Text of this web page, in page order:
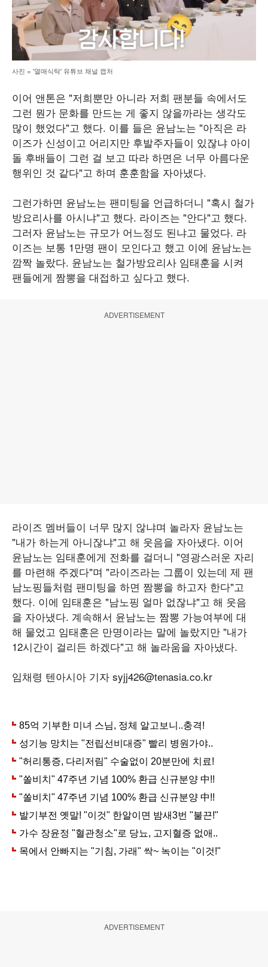
사진 = '열매식탁' 유튜브 채널 캡처
이어 앤톤은 "저희뿐만 아니라 저희 팬분들 속에서도
그런 뭔가 문화를 만드는 게 좋지 않을까라는 생각도
많이 했었다"고 했다. 이를 들은 윤남노는 "아직은 라
이즈가 신성이고 어리지만 후발주자들이 있잖냐 아이
돌 후배들이 그런 걸 보고 따라 하면은 너무 아름다운
행위인 것 같다"고 하며 훈훈함을 자아냈다.
그런가하면 윤남노는 팬미팅을 언급하더니 "혹시 철가
방요리사를 아시냐"고 했다. 라이즈는 "안다"고 했다.
그러자 윤남노는 규모가 어느정도 된냐고 물었다. 라
이즈는 보통 1만명 팬이 모인다고 했고 이에 윤남노는
깜짝 놀랐다. 윤남노는 철가방요리사 임태훈을 시켜
팬들에게 짬뽕을 대접하고 싶다고 했다.
ADVERTISEMENT
라이즈 멤버들이 너무 많지 않냐며 놀라자 윤남노는
"내가 하는게 아니잖냐"고 해 웃음을 자아냈다. 이어
윤남노는 임태훈에게 전화를 걸더니 "영광스러운 자리
를 마련해 주겠다"며 "라이즈라는 그룹이 있는데 제 팬
남노핑들처럼 팬미팅을 하면 짬뽕을 하고자 한다"고
했다. 이에 임태훈은 "남노핑 얼마 없잖냐"고 해 웃음
을 자아냈다. 계속해서 윤남노는 짬뽕 가능여부에 대
해 물었고 임태훈은 만명이라는 말에 놀랐지만 "내가
12시간이 걸리든 하겠다"고 해 놀라움을 자아냈다.
임채령 텐아시아 기자 syjj426@tenasia.co.kr
ADVERTISEMENT